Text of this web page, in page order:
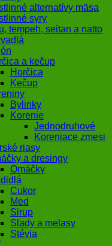
alternatívy mäsa
syry
tempeh, seitan a natto
a kečup
Horčica
Kečup
Bylinky
Korenie
Jednodruhové
Koreniace zmesi
riasy
a dresingy
Omáčky
Cukor
Med
Sirup
Slady a melasy
Stévia